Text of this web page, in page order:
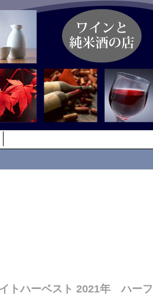
トハーベスト 2021年 ハーフ